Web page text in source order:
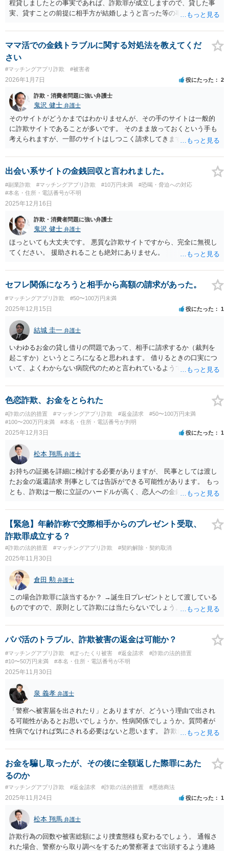
程貸しましたとの事実であれば、詐欺罪が成立しますので、貸した事
実、貸すことの前提に相手方が結婚しようと言った等の事実、相手が
いかと思います。ご参考にしてください。
ママ活での金銭トラブルに関する対処法を教えてくだ
さい
#マッチングアプリ詐欺 #被害者
2026年1月7日 役にたった 2
詐欺・消費者問題に強い弁護士
鬼沢 健士 弁護士
そのサイトがどうかまではわかりませんが、その手のサイトは一般的
に詐欺サイトであることが多いです。 そのまま放っておくという手も
考えられますが、一部のサイトはしつこく請求してきます。 裁判にな
出会い系サイトの金銭回収と言われました。
#副業詐欺 #マッチングアプリ詐欺 #10万円未満
#恐喝・脅迫への対応
#本名・住所・電話番号が不明
2025年12月16日
詐欺・消費者問題に強い弁護士
鬼沢 健士 弁護士
ほっといても大丈夫です。 悪質な詐欺サイトですから、完全に無視し
てください。 援助されることも絶対にありません。
セフレ関係になろうと相手から高額の請求があった。
#マッチングアプリ詐欺 #50〜100万円未満
2025年12月15日 役にたった 1
結城 圭一 弁護士
いわゆるお金の貸し借りの問題であって、相手に請求するか（裁判を
起こすか）というところになると思われます。 借りるときの口実につ
いて、よくわからない病院代のためと言われているようですが、これ
たのかもしれません。
色恋詐欺、お金をとられた
#詐欺の法的措置 #マッチングアプリ詐欺 #返金請求
#50〜100万円未満
#100〜200万円未満
#本名・住所・電話番号が判明
2025年12月3日 役にたった 1
松本 翔馬 弁護士
お持ちの証拠を詳細に検討する必要がありますが、 民事としては渡し
たお金の返還請求 刑事としては告訴ができる可能性があります。 もっ
とも、詐欺は一般に立証のハードルが高く、恋人への金銭交付は貸金
【緊急】年齢詐称で交際相手からのプレゼント受取、
詐欺罪成立する？
#詐欺の法的措置 #マッチングアプリ詐欺 #契約解除・契約取消
2025年11月30日
倉田 勲 弁護士
この場合詐欺罪に該当するか？ →誕生日プレゼントとして渡している
ものですので、原則として詐欺には当たらないでしょう。
パパ活のトラブル、詐欺被害の返金は可能か？
#マッチングアプリ詐欺 #ぼったくり被害 #返金請求
#詐欺の法的措置
#10〜50万円未満
#本名・住所・電話番号が不明
2025年11月30日
泉 義孝 弁護士
「警察へ被害届を出されたり」とありますが、どういう理由で出され
る可能性があるとお思いでしょうか。性病関係でしょうか。質問者が
性病でなければ気にされる必要はないと思います。 詐欺については、
証拠が足りないように思いますので、警察が受理するかは疑問です。
詐欺案件は立証が難しく、私も以前投資詐欺で証拠を収集して被害届
を警察に出そうとしたら、警察から詐欺案件を多数抱えており、公訴
時効の近いものから取り組んでおり、かなり先になると言われ事実上
お断りされたことがあります。 回答になっているかどうか不明です
が、よろしくお願いいたします。
お金を騙し取ったが、その後に全額返した際罪にあた
るのか
#マッチングアプリ詐欺 #返金請求 #詐欺の法的措置 #悪徳商法
2025年11月24日 役にたった 1
松本 翔馬 弁護士
詐欺行為の回数や被害総額により捜査態様も変わるでしょう。 通報さ
れた場合、警察から取り調べをするため警察署まで出頭するよう連絡